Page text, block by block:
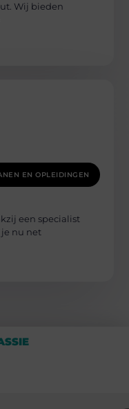
Wij bieden
EN OPLEIDINGEN
een specialist
nu net